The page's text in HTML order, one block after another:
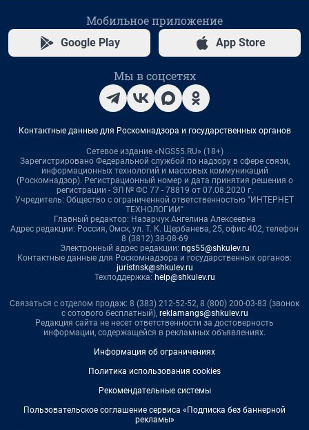
Мобильное приложение
Google Play App Store
Мы в соцсетях
Контактные данные для Роскомнадзора и государственных органов
Сетевое издание «NGS55.RU» (18+)
Зарегистрировано Федеральной службой по надзору в сфере связи,
информационных технологий и массовых коммуникаций
(Роскомнадзор). Регистрационный номер и дата принятия решения о
регистрации - ЭЛ № ФС 77 - 78819 от 07.08.2020 г.
Учредитель: Общество с ограниченной ответственностью "ИНТЕРНЕТ
ТЕХНОЛОГИИ"
Главный редактор: Назарчук Ангелина Алексеевна
Адрес редакции: Россия, Омск, ул. Т. К. Щербанева, 25, офис 402, телефон
8 (3812) 38-08-69
Электронный адрес редакции: ngs55@shkulev.ru
Контактные данные для Роскомнадзора и государственных органов:
juristnsk@shkulev.ru
Техподдержка: help@shkulev.ru
Связаться с отделом продаж: 8 (383) 212-52-52, 8 (800) 200-03-83 (звонок
с сотового бесплатный), reklamangs@shkulev.ru
Редакция сайта не несет ответственности за достоверность
информации, содержащейся в рекламных объявлениях.
Информация об ограничениях
Политика использования cookies
Рекомендательные системы
Пользовательское соглашение сервиса «Подписка без баннерной
рекламы»